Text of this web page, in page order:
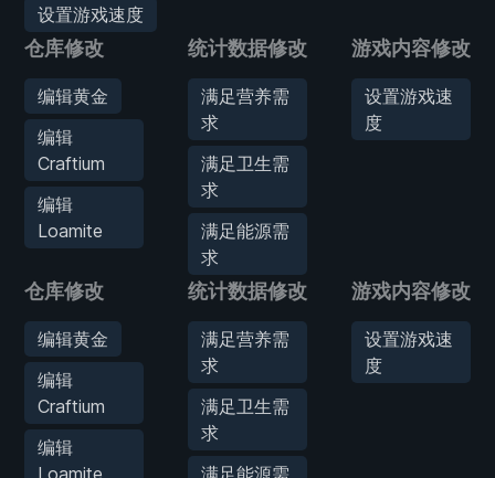
设置游戏速度
仓库修改
编辑黄金
编辑
Craftium
编辑
Loamite
统计数据修改
满足营养需
求
满足卫生需
求
满足能源需
求
游戏内容修改
设置游戏速
度
仓库修改
编辑黄金
编辑
Craftium
编辑
Loamite
统计数据修改
满足营养需
求
满足卫生需
求
满足能源需
游戏内容修改
设置游戏速
度